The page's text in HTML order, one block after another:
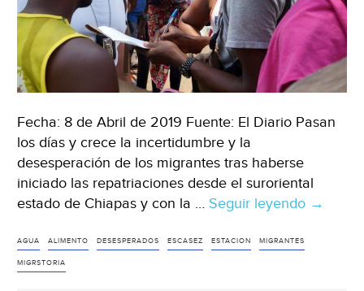
Fecha: 8 de Abril de 2019 Fuente: El Diario Pasan
los días y crece la incertidumbre y la
desesperación de los migrantes tras haberse
iniciado las repatriaciones desde el suroriental
estado de Chiapas y con la … Seguir leyendo →
AGUA ALIMENTO DESESPERADOS ESCASEZ ESTACION MIGRANTES
MIGRSTORIA